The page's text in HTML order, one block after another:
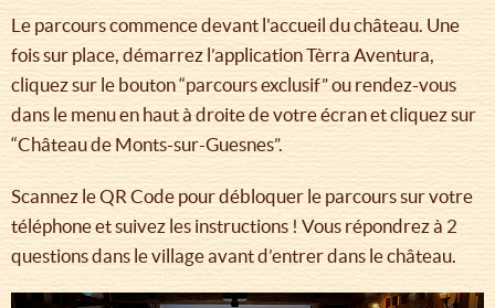
Le parcours commence devant l'accueil du château. Une
fois sur place, démarrez l’application Tèrra Aventura,
cliquez sur le bouton “parcours exclusif” ou rendez-vous
dans le menu en haut à droite de votre écran et cliquez sur
“Château de Monts-sur-Guesnes”.
Scannez le QR Code pour débloquer le parcours sur votre
téléphone et suivez les instructions ! Vous répondrez à 2
questions dans le village avant d’entrer dans le château.